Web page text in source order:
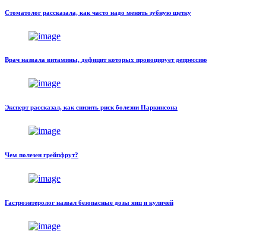
Стоматолог рассказала, как часто надо менять зубную щетку
Врач назвала витамины, дефицит которых провоцирует депрессию
Эксперт рассказал, как снизить риск болезни Паркинсона
Чем полезен грейпфрут?
Гастроэнтеролог назвал безопасные дозы яиц и куличей